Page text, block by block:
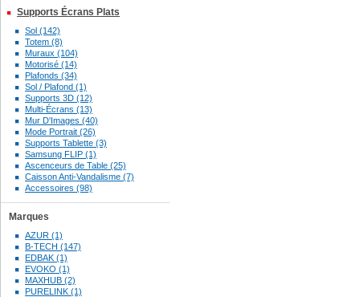
Supports Écrans Plats
Sol (142)
Totem (8)
Muraux (104)
Motorisé (14)
Plafonds (34)
Sol / Plafond (1)
Supports 3D (12)
Multi-Écrans (13)
Mur D'Images (40)
Mode Portrait (26)
Supports Tablette (3)
Samsung FLIP (1)
Ascenceurs de Table (25)
Caisson Anti-Vandalisme (7)
Accessoires (98)
Marques
AZUR (1)
B-TECH (147)
EDBAK (1)
EVOKO (1)
MAXHUB (2)
PURELINK (1)